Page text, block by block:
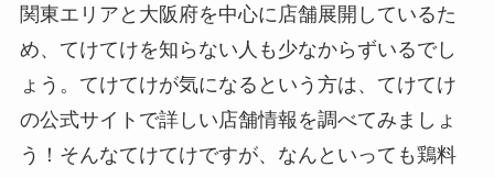
関東エリアと大阪府を中心に店舗展開しているた
め、てけてけを知らない人も少なからずいるでし
ょう。てけてけが気になるという方は、てけてけ
の公式サイトで詳しい店舗情報を調べてみましょ
う！そんなてけてけですが、なんといっても鶏料